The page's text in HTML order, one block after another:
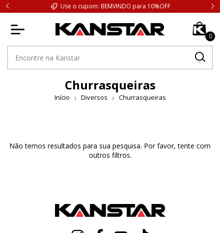
Use o cupom: BEMVINDO para 10%OFF
0
Churrasqueiras
Início Diversos Churrasqueiras
Não temos resultados para sua pesquisa. Por favor, tente com
outros filtros.